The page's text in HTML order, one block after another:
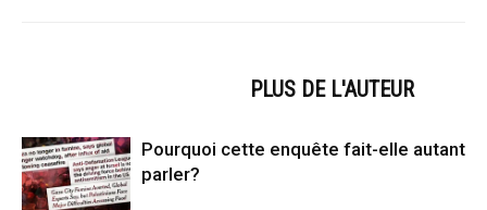
PLUS DE L'AUTEUR
Pourquoi cette enquête fait-elle autant
parler?